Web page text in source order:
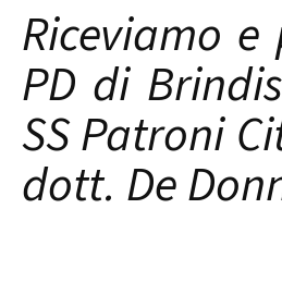
Riceviamo
PD di
SS Patroni
dott. De